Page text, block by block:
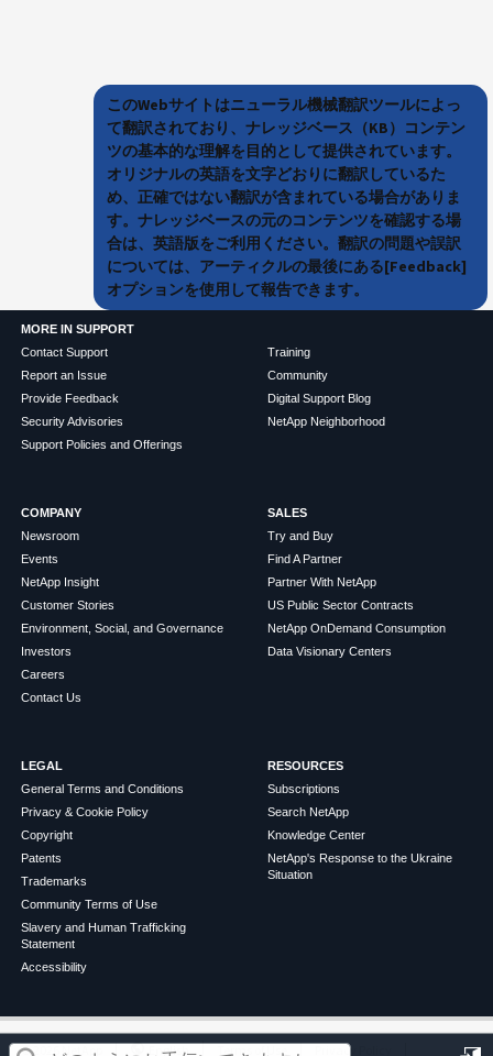
この記事は役に立ちましたか？
このWebサイトはニューラル機械翻訳ツールによっ
て翻訳されており、ナレッジベース（KB）コンテン
ツの基本的な理解を目的として提供されています。
オリジナルの英語を文字どおりに翻訳しているた
め、正確ではない翻訳が含まれている場合がありま
す。ナレッジベースの元のコンテンツを確認する場
合は、英語版をご利用ください。翻訳の問題や誤訳
については、アーティクルの最後にある[Feedback]
オプションを使用して報告できます。
MORE IN SUPPORT
Contact Support
Report an Issue
Provide Feedback
Security Advisories
Support Policies and Offerings
Training
Community
Digital Support Blog
NetApp Neighborhood
COMPANY
Newsroom
Events
NetApp Insight
Customer Stories
Environment, Social, and Governance
Investors
Careers
Contact Us
SALES
Try and Buy
Find A Partner
Partner With NetApp
US Public Sector Contracts
NetApp OnDemand Consumption
Data Visionary Centers
LEGAL
General Terms and Conditions
Privacy & Cookie Policy
Copyright
Patents
Trademarks
Community Terms of Use
Slavery and Human Trafficking
Statement
Accessibility
RESOURCES
Subscriptions
Search NetApp
Knowledge Center
NetApp's Response to the Ukraine
Situation
©2026NetApp English Terms of Use Privacy Policy